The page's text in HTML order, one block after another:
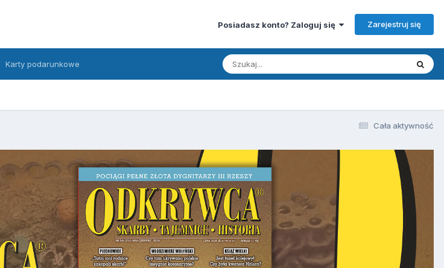
Posiadasz konto? Zaloguj się Zarejestruj się
Karty podarunkowe
Cała aktywność